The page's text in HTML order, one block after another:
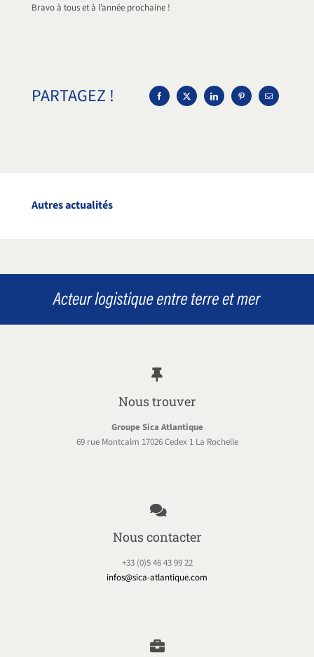
Bravo à tous et à l’année prochaine !
PARTAGEZ !
Autres actualités
Nous trouver
Groupe Sica Atlantique
69 rue Montcalm 17026 Cedex 1 La Rochelle
Nous contacter
+33 (0)5 46 43 99 22
infos@sica-atlantique.com